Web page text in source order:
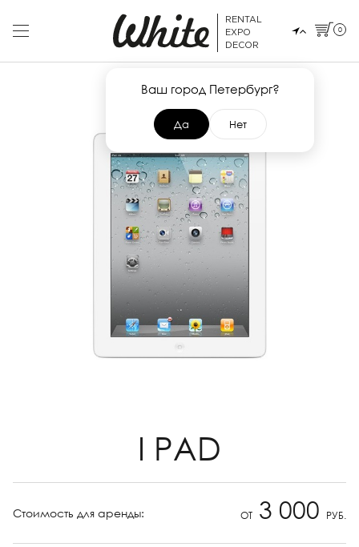
RENTAL
EXPO
DECOR
Ваш город Петербург?
Да Нет
0
I PAD
Стоимость для аренды: ОТ 3 000 РУБ.